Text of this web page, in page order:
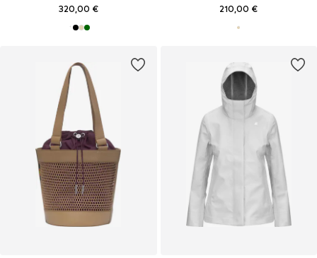
320,00 € 210,00 €